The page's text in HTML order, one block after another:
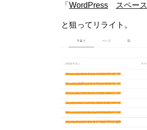
「 WordPress スペース
と狙ってリライト。